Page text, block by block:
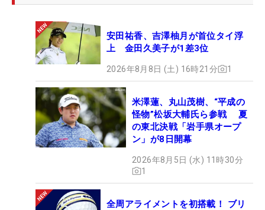
安田祐香、吉澤柚月が首位タイ浮
上 金田久美子が1差3位
2026年8月8日 (土) 16時21分 1
米澤蓮、丸山茂樹、“平成の
怪物”松坂大輔氏ら参戦 夏
の東北決戦「岩手県オープ
ン」が8日開幕
2026年8月5日 (水) 11時30分
1
全周アライメントを初搭載！ ブリ